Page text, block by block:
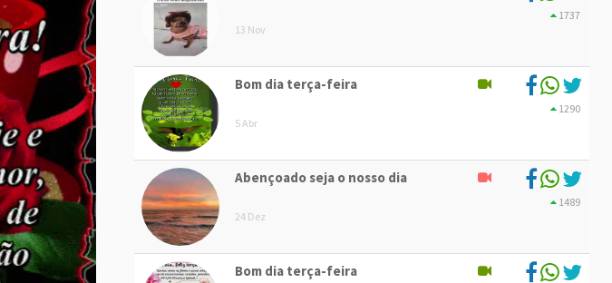
13 Nov
1737
Bom dia terça-feira
5 Abr
1290
Abençoado seja o nosso dia
24 Dez
1489
Bom dia terça-feira